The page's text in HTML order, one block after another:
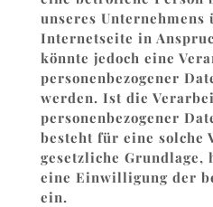
unseres Unternehmens
Internetseite in
könnte jedoch eine
personenbezogener
werden. Ist die
personenbezogener
besteht für eine solche
gesetzliche
eine Einwilligung der
ein.